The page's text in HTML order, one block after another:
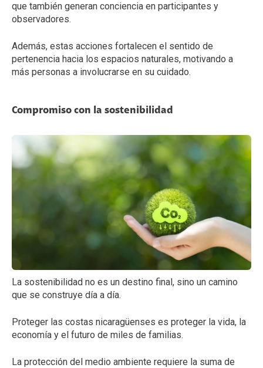
que también generan conciencia en participantes y
observadores.
Además, estas acciones fortalecen el sentido de
pertenencia hacia los espacios naturales, motivando a
más personas a involucrarse en su cuidado.
Compromiso con la sostenibilidad
La sostenibilidad no es un destino final, sino un camino
que se construye día a día.
Proteger las costas nicaragüenses es proteger la vida, la
economía y el futuro de miles de familias.
La protección del medio ambiente requiere la suma de